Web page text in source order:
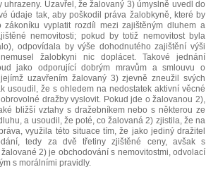
Uzavřel, že žalovaný 3) úmyslně uvedl do
údaje tak, aby poškodil práva žalobkyně, které by
vyplatit rozdíl mezi zajištěným dluhem a
nemovitosti; pokud by totiž nemovitost byla
odpovídala by výše dohodnutého zajištění výši
žalobkyni nic doplácet. Takové jednání
jako odporující dobrým mravům a smlouvu o
uzavřením žalovaný 3) zjevně zneužil svých
usoudil, že s ohledem na nedostatek aktivní věcné
dražby vyslovit. Pokud jde o žalovanou 2),
bližší vztahy s dražebníkem nebo s některou ze
a usoudil, že poté, co žalovaná 2) zjistila, že na
využila této situace tím, že jako jediný dražitel
tedy za dvě třetiny zjištěné ceny, avšak s
2) je obchodování s nemovitostmi, odvolací
s morálními pravidly.